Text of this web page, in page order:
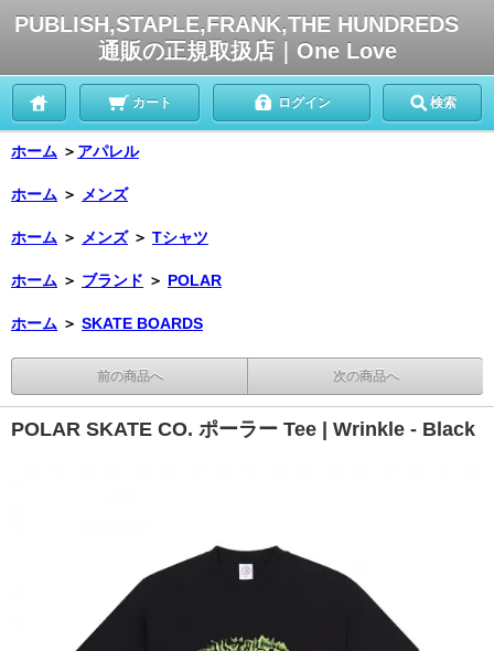
PUBLISH,STAPLE,FRANK,THE HUNDREDS
通販の正規取扱店｜One Love
カート ログイン 検索
ホーム ＞ アパレル
ホーム ＞ メンズ
ホーム ＞ メンズ ＞ Tシャツ
ホーム ＞ ブランド ＞ POLAR
ホーム ＞ SKATE BOARDS
前の商品へ 次の商品へ
POLAR SKATE CO. ポーラー Tee | Wrinkle - Black